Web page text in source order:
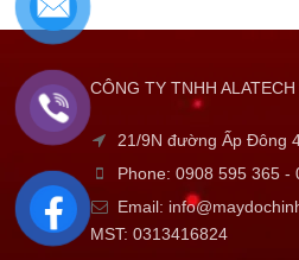
CÔNG TY TNHH ALATECH
21/9N đường Ấp Đông
Phone: 0908 595 365 -
Email:
MST: 0313416824